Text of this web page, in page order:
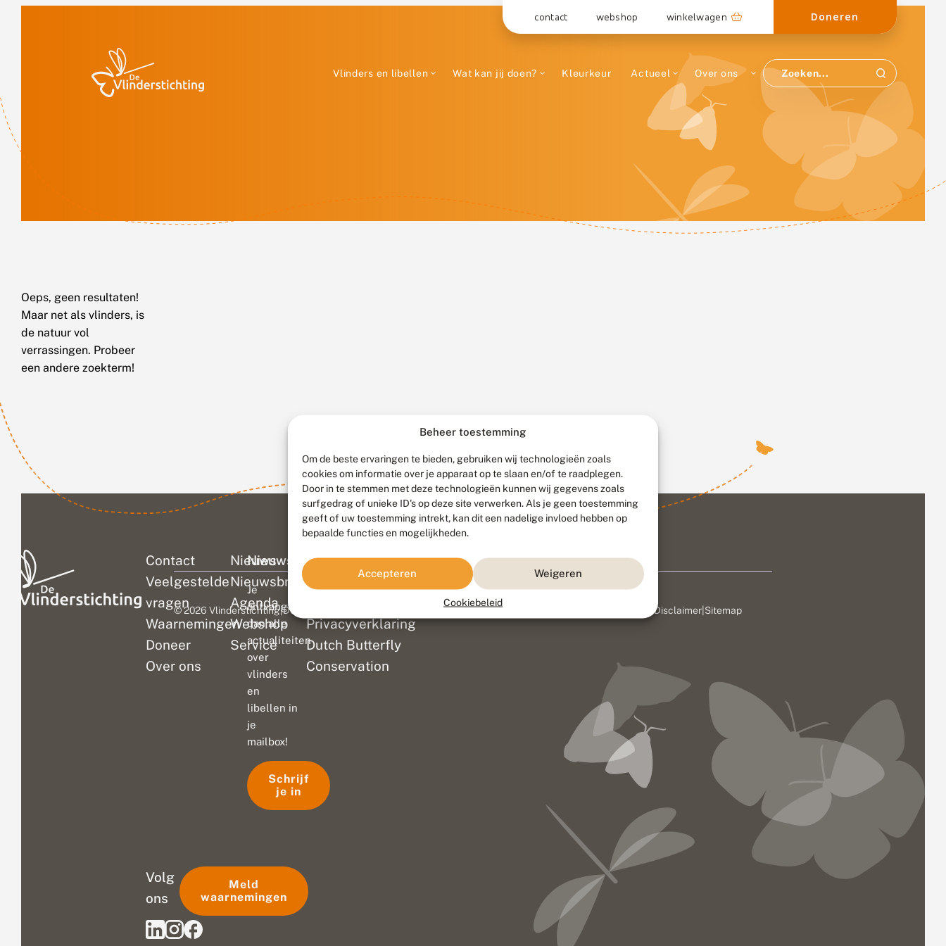
Beheer toestemming
Om de beste ervaringen te bieden, gebruiken wij technologieën zoals
cookies om informatie over je apparaat op te slaan en/of te raadplegen.
Door in te stemmen met deze technologieën kunnen wij gegevens zoals
surfgedrag of unieke ID's op deze site verwerken. Als je geen toestemming
geeft of uw toestemming intrekt, kan dit een nadelige invloed hebben op
bepaalde functies en mogelijkheden.
Accepteren Weigeren
Cookiebeleid
contact webshop winkelwagen Doneren
Vlinders en libellen Wat kan jij doen? Kleurkeur Actueel Over ons
Oeps, geen resultaten!
Maar net als vlinders, is
de natuur vol
verrassingen. Probeer
een andere zoekterm!
Contact
Veelgestelde
vragen
Waarnemingen
Doneer
Over ons
Nieuws
Nieuwsbrief
Agenda
Webshop
Service
Colofon
Disclaimer
Privacyverklaring
Dutch Butterfly
Conservation
Nieuwsbrief
Je
ontvangt
dan alle
actualiteiten
over
vlinders
en
libellen in
je
mailbox!
Schrijf
je in
Volg
ons
Meld
waarnemingen
© 2026 Vlinderstichting|Duurzaam ontwikkeld door Go2People, ontworpen door Disclaimer Sitemap